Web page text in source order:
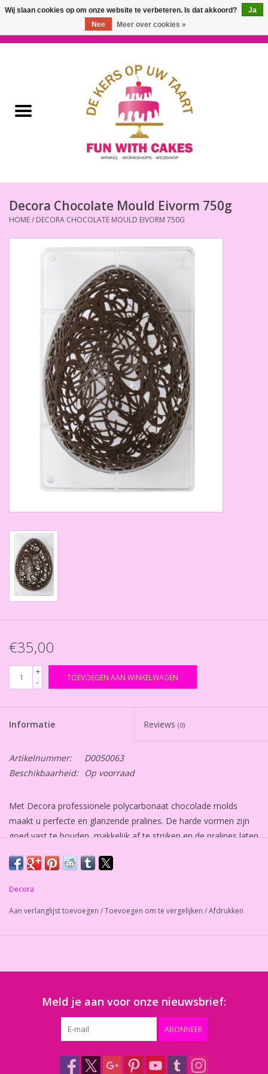
Workshops & Cursussen
Decoreer Gereedschap
Presentatie en Verpakkingen
Aanbiedingen
Cindy's Favorieten
Cadeaubonnen
Decora Chocolate Mould Eivorm 750g
HOME/ DECORA CHOCOLATE MOULD EIVORM 750G
€35,00
+
-
TOEVOEGEN AAN WINKELWAGEN
Informatie Reviews (0)
Artikelnummer:
D0050063
Beschikbaarheid:
Op voorraad
Met Decora professionele polycarbonaat chocolade molds
maakt u perfecte en glanzende pralines. De harde vormen zijn
goed vast te houden, makkelijk af te strijken en de pralines laten
deze goed opdrogen.
Afmeting gehele vorm: 350 x 230 x 20 mm.
Afmeting holte chocolade vorm: 195 x 295 x 95h mm.
Decora
Aan verlanglijst toevoegen /Toevoegen om te vergelijken /Afdrukken
Meld je aan voor onze nieuwsbrief:
ABONNEER
Wij slaan cookies op om onze website te verbeteren. Is dat akkoord?
Ja
Nee
Meer over cookies »